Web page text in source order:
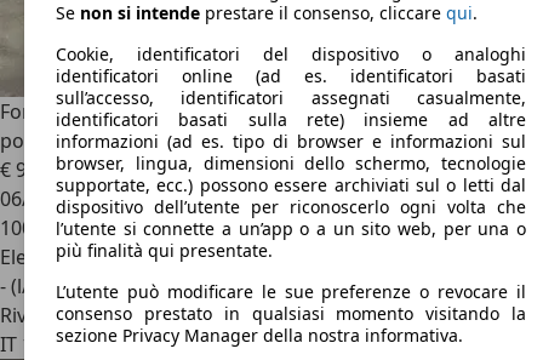
Ford FocusFocus V SW 1.0t ecoboost h ST-Line 155cv
powershift * PROMOZIONE
€ 9.9001
06/2023
100.000 km
Elettrica/Benzina
- (l/100 km)
Rivenditore
IT 10040La Loggia- Torino
Se non si intende prestare il consenso, cliccare qui.
Cookie, identificatori del dispositivo o analoghi
identificatori online (ad es. identificatori basati
sull’accesso, identificatori assegnati casualmente,
identificatori basati sulla rete) insieme ad altre
informazioni (ad es. tipo di browser e informazioni sul
browser, lingua, dimensioni dello schermo, tecnologie
supportate, ecc.) possono essere archiviati sul o letti dal
dispositivo dell’utente per riconoscerlo ogni volta che
l’utente si connette a un’app o a un sito web, per una o
più finalità qui presentate.
L’utente può modificare le sue preferenze o revocare il
consenso prestato in qualsiasi momento visitando la
sezione Privacy Manager della nostra informativa.